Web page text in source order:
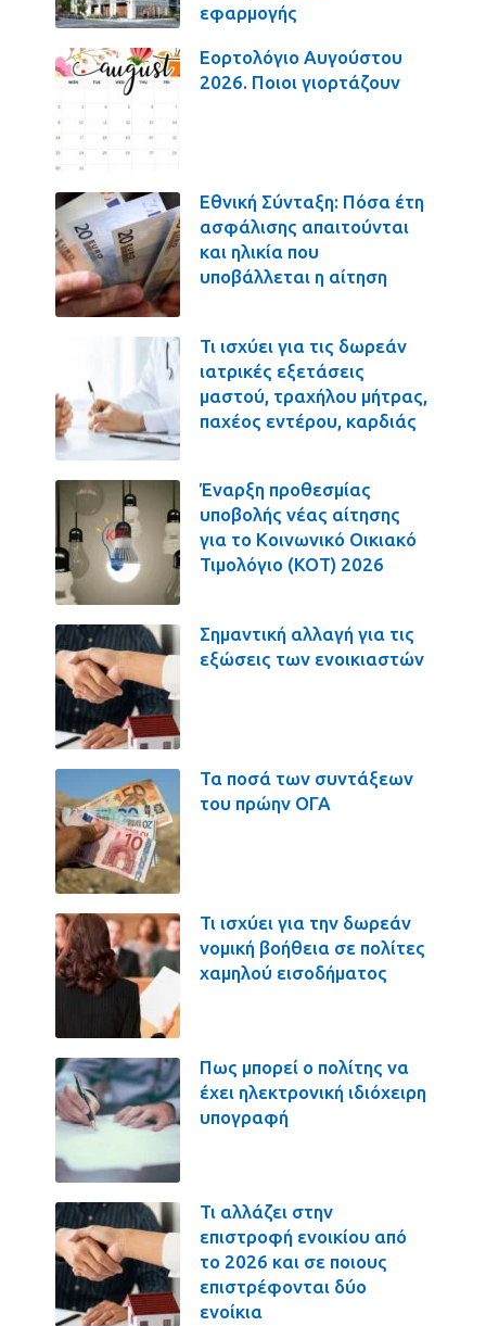
εφαρμογής
Εορτολόγιο Αυγούστου
2026. Ποιοι γιορτάζουν
Εθνική Σύνταξη: Πόσα έτη
ασφάλισης απαιτούνται
και ηλικία που
υποβάλλεται η αίτηση
Τι ισχύει για τις δωρεάν
ιατρικές εξετάσεις
μαστού, τραχήλου μήτρας,
παχέος εντέρου, καρδιάς
Έναρξη προθεσμίας
υποβολής νέας αίτησης
για το Κοινωνικό Οικιακό
Τιμολόγιο (ΚΟΤ) 2026
Σημαντική αλλαγή για τις
εξώσεις των ενοικιαστών
Τα ποσά των συντάξεων
του πρώην ΟΓΑ
Τι ισχύει για την δωρεάν
νομική βοήθεια σε πολίτες
χαμηλού εισοδήματος
Πως μπορεί ο πολίτης να
έχει ηλεκτρονική ιδιόχειρη
υπογραφή
Τι αλλάζει στην
επιστροφή ενοικίου από
το 2026 και σε ποιους
επιστρέφονται δύο
ενοίκια